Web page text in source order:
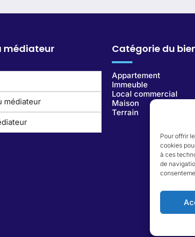
Pour offrir
cookies
à ces
de
médiateur
médiateur
Catégorie du
Appartement
Immeuble
Local commercial
Maison
Terrain